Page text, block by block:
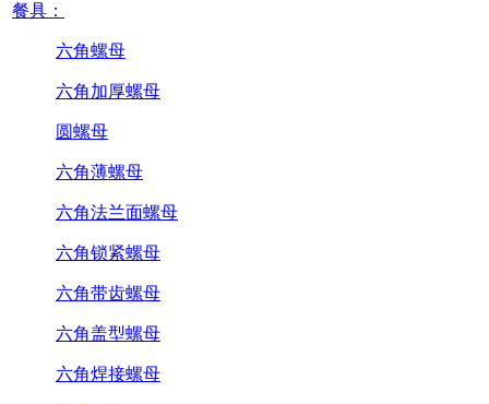
餐具：
六角螺母
六角加厚螺母
圆螺母
六角薄螺母
六角法兰面螺母
六角锁紧螺母
六角带齿螺母
六角盖型螺母
六角焊接螺母